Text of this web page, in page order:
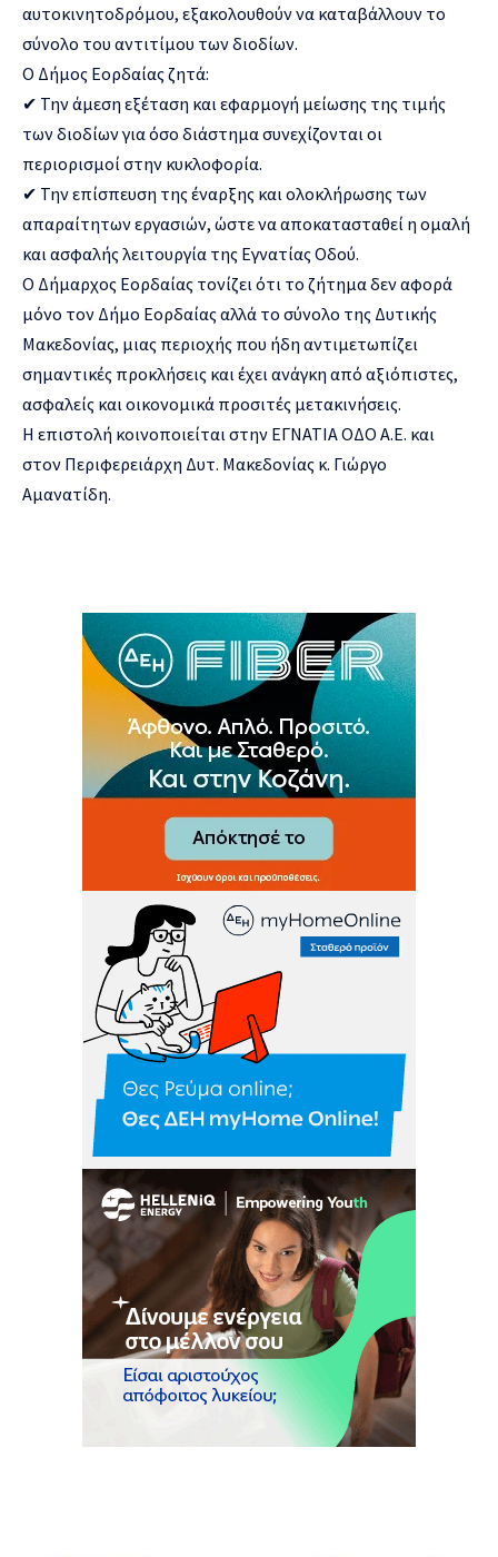
αυτοκινητοδρόμου, εξακολουθούν να καταβάλλουν το
σύνολο του αντιτίμου των διοδίων.
Ο Δήμος Εορδαίας ζητά:
✔ Την άμεση εξέταση και εφαρμογή μείωσης της τιμής
των διοδίων για όσο διάστημα συνεχίζονται οι
περιορισμοί στην κυκλοφορία.
✔ Την επίσπευση της έναρξης και ολοκλήρωσης των
απαραίτητων εργασιών, ώστε να αποκατασταθεί η ομαλή
και ασφαλής λειτουργία της Εγνατίας Οδού.
Ο Δήμαρχος Εορδαίας τονίζει ότι το ζήτημα δεν αφορά
μόνο τον Δήμο Εορδαίας αλλά το σύνολο της Δυτικής
Μακεδονίας, μιας περιοχής που ήδη αντιμετωπίζει
σημαντικές προκλήσεις και έχει ανάγκη από αξιόπιστες,
ασφαλείς και οικονομικά προσιτές μετακινήσεις.
Η επιστολή κοινοποιείται στην ΕΓΝΑΤΙΑ ΟΔΟ Α.Ε. και
στον Περιφερειάρχη Δυτ. Μακεδονίας κ. Γιώργο
Αμανατίδη.